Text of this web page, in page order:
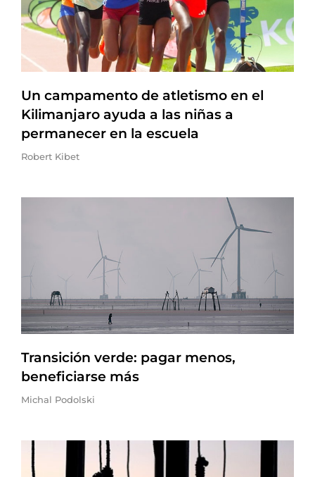
Un campamento de atletismo en el
Kilimanjaro ayuda a las niñas a
permanecer en la escuela
Robert Kibet
Transición verde: pagar menos,
beneficiarse más
Michal Podolski